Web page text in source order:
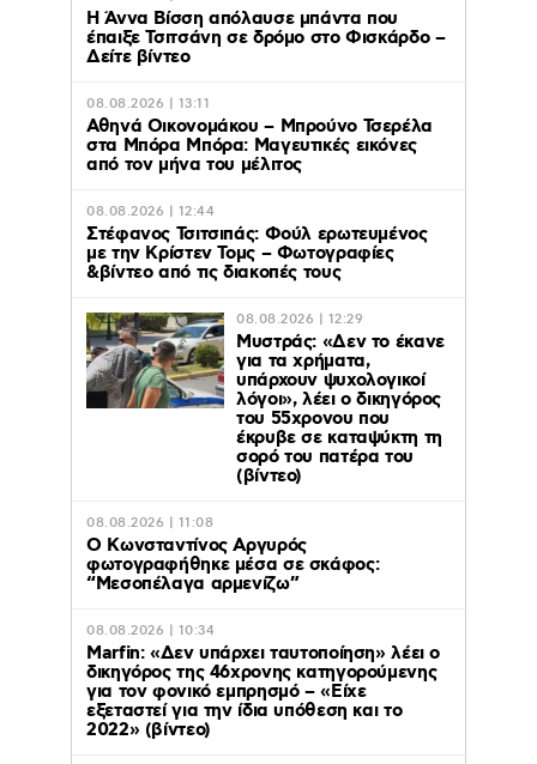
Η Άννα Βίσση απόλαυσε μπάντα που
έπαιξε Τσιτσάνη σε δρόμο στο Φισκάρδο –
Δείτε βίντεο
08.08.2026 | 13:11
Αθηνά Οικονομάκου – Μπρούνο Τσερέλα
στα Μπόρα Μπόρα: Mαγευτικές εικόνες
από τον μήνα του μέλιτος
08.08.2026 | 12:44
Στέφανος Τσιτσιπάς: Φούλ ερωτευμένος
με την Κρίστεν Τομς – Φωτογραφίες
&βίντεο από τις διακοπές τους
08.08.2026 | 12:29
Μυστράς: «Δεν το έκανε
για τα χρήματα,
υπάρχουν ψυχολογικοί
λόγοι», λέει ο δικηγόρος
του 55χρονου που
έκρυβε σε καταψύκτη τη
σορό του πατέρα του
(βίντεο)
08.08.2026 | 11:08
Ο Κωνσταντίνος Αργυρός
φωτογραφήθηκε μέσα σε σκάφος:
“Μεσοπέλαγα αρμενίζω”
08.08.2026 | 10:34
Marfin: «Δεν υπάρχει ταυτοποίηση» λέει ο
δικηγόρος της 46χρονης κατηγορούμενης
για τον φονικό εμπρησμό – «Είχε
εξεταστεί για την ίδια υπόθεση και το
2022» (βίντεο)